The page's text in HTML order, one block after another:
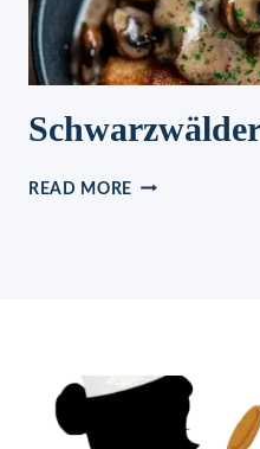
READ MORE